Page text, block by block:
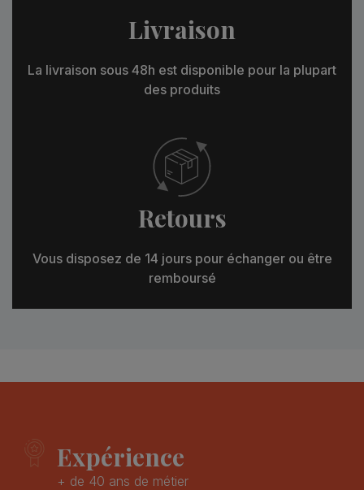
Livraison
La livraison sous 48h est disponible pour la plupart
des produits
Retours
Vous disposez de 14 jours pour échanger ou être
remboursé
Expérience
+ de 40 ans de métier